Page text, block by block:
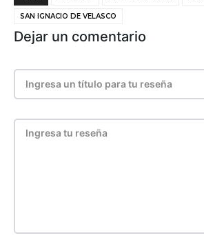
SAN IGNACIO DE VELASCO
Dejar un comentario